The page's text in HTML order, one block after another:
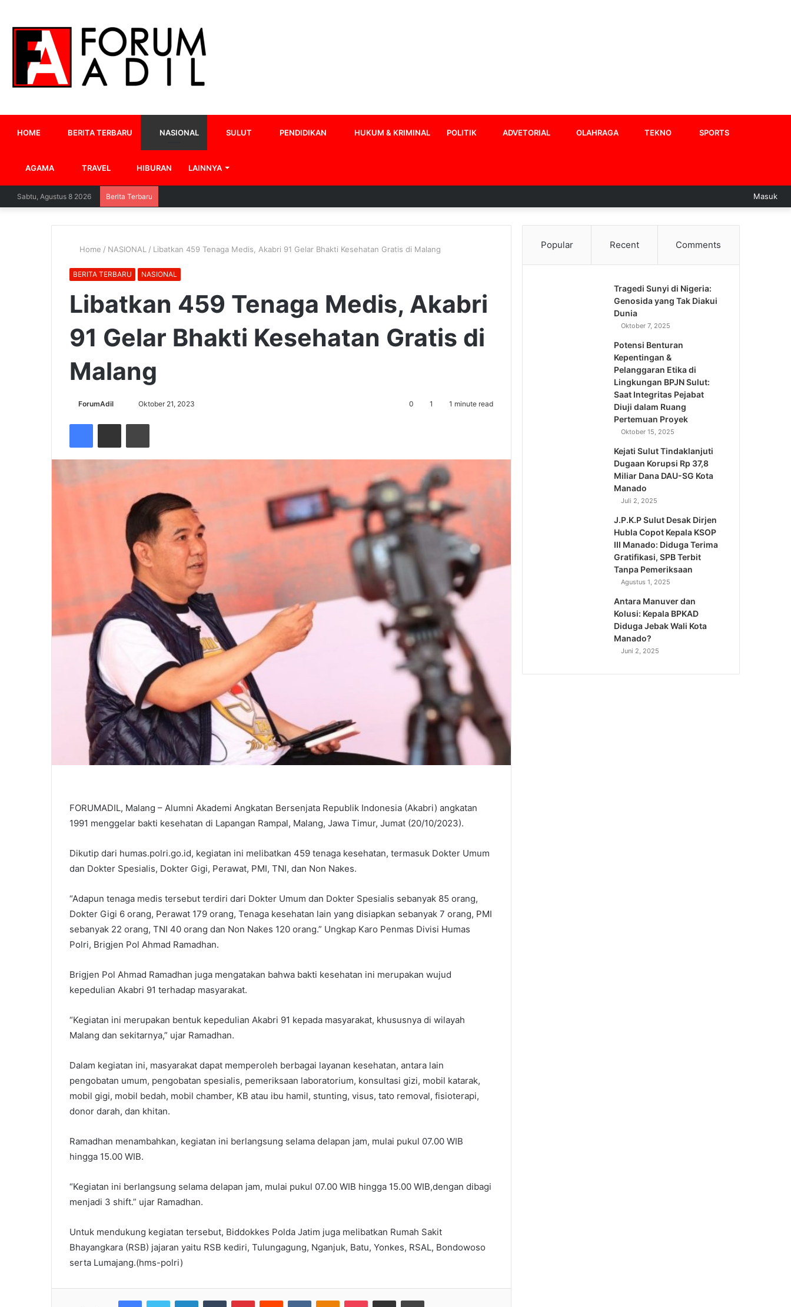
HOME BERITA TERBARU NASIONAL SULUT PENDIDIKAN HUKUM & KRIMINAL POLITIK ADVETORIAL OLAHRAGA TEKNO SPORTS
AGAMA TRAVEL HIBURAN LAINNYA
Sabtu, Agustus 8 2026 Berita Terbaru Masuk
Home / NASIONAL / Libatkan 459 Tenaga Medis, Akabri 91 Gelar Bhakti Kesehatan Gratis di Malang
BERITA TERBARU NASIONAL
Libatkan 459 Tenaga Medis, Akabri
91 Gelar Bhakti Kesehatan Gratis di
Malang
ForumAdil
SendOktober 21, 2023 0 1 1 minute read
FacebookShare via Email Cetak
FORUMADIL, Malang – Alumni Akademi Angkatan Bersenjata Republik Indonesia (Akabri) angkatan
1991 menggelar bakti kesehatan di Lapangan Rampal, Malang, Jawa Timur, Jumat (20/10/2023).
Dikutip dari humas.polri.go.id, kegiatan ini melibatkan 459 tenaga kesehatan, termasuk Dokter Umum
dan Dokter Spesialis, Dokter Gigi, Perawat, PMI, TNI, dan Non Nakes.
“Adapun tenaga medis tersebut terdiri dari Dokter Umum dan Dokter Spesialis sebanyak 85 orang,
Dokter Gigi 6 orang, Perawat 179 orang, Tenaga kesehatan lain yang disiapkan sebanyak 7 orang, PMI
sebanyak 22 orang, TNI 40 orang dan Non Nakes 120 orang.” Ungkap Karo Penmas Divisi Humas
Polri, Brigjen Pol Ahmad Ramadhan.
Brigjen Pol Ahmad Ramadhan juga mengatakan bahwa bakti kesehatan ini merupakan wujud
kepedulian Akabri 91 terhadap masyarakat.
“Kegiatan ini merupakan bentuk kepedulian Akabri 91 kepada masyarakat, khususnya di wilayah
Malang dan sekitarnya,” ujar Ramadhan.
Dalam kegiatan ini, masyarakat dapat memperoleh berbagai layanan kesehatan, antara lain
pengobatan umum, pengobatan spesialis, pemeriksaan laboratorium, konsultasi gizi, mobil katarak,
mobil gigi, mobil bedah, mobil chamber, KB atau ibu hamil, stunting, visus, tato removal, fisioterapi,
donor darah, dan khitan.
Ramadhan menambahkan, kegiatan ini berlangsung selama delapan jam, mulai pukul 07.00 WIB
hingga 15.00 WIB.
“Kegiatan ini berlangsung selama delapan jam, mulai pukul 07.00 WIB hingga 15.00 WIB,dengan dibagi
menjadi 3 shift.” ujar Ramadhan.
Untuk mendukung kegiatan tersebut, Biddokkes Polda Jatim juga melibatkan Rumah Sakit
Bhayangkara (RSB) jajaran yaitu RSB kediri, Tulungagung, Nganjuk, Batu, Yonkes, RSAL, Bondowoso
serta Lumajang.(hms-polri)
FacebookTwitter LinkedInTumblr PinterestReddit VKontakteOdnoklassniki
Pocket Share via Email Cetak
Popular Recent Comments
Tragedi Sunyi di Nigeria:
Genosida yang Tak Diakui
Dunia
Oktober 7, 2025
Potensi Benturan
Kepentingan &
Pelanggaran Etika di
Lingkungan BPJN Sulut:
Saat Integritas Pejabat
Diuji dalam Ruang
Pertemuan Proyek
Oktober 15, 2025
Kejati Sulut Tindaklanjuti
Dugaan Korupsi Rp 37,8
Miliar Dana DAU-SG Kota
Manado
Juli 2, 2025
J.P.K.P Sulut Desak Dirjen
Hubla Copot Kepala KSOP
III Manado: Diduga Terima
Gratifikasi, SPB Terbit
Tanpa Pemeriksaan
Agustus 1, 2025
Antara Manuver dan
Kolusi: Kepala BPKAD
Diduga Jebak Wali Kota
Manado?
Juni 2, 2025